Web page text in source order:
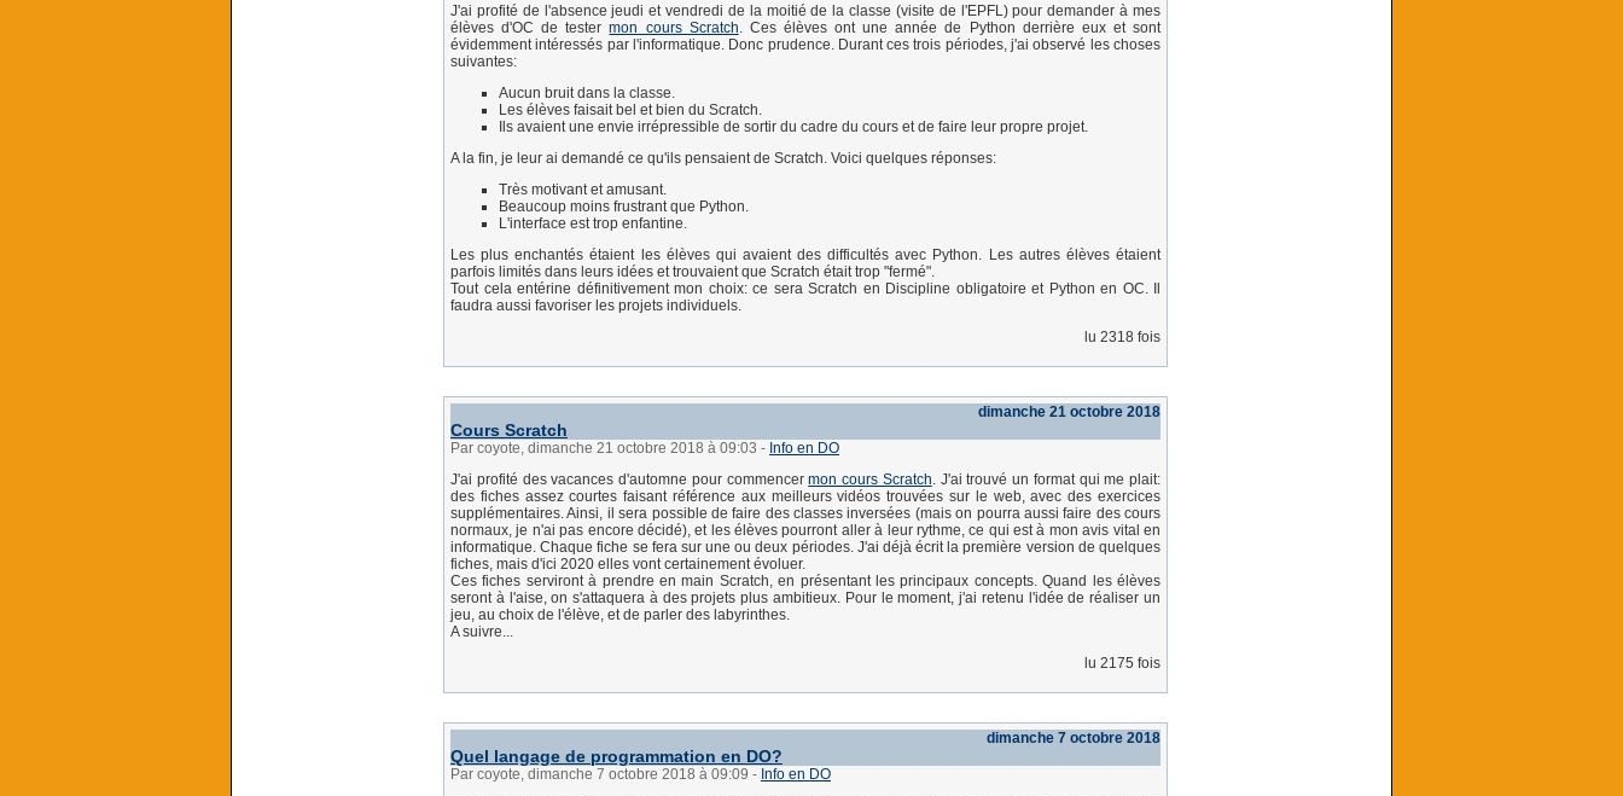
J'ai profité de l'absence jeudi et vendredi de la moitié de la classe (visite de l'EPFL) pour demander à mes
élèves d'OC de testermon cours Scratch. Ces élèves ont une année de Python derrière eux et sont
évidemment intéressés par l'informatique. Donc prudence. Durant ces trois périodes, j'ai observé les choses
suivantes:
Aucun bruit dans la classe.
Les élèves faisait bel et bien du Scratch.
Ils avaient une envie irrépressible de sortir du cadre du cours et de faire leur propre projet.
A la fin, je leur ai demandé ce qu'ils pensaient de Scratch. Voici quelques réponses:
Très motivant et amusant.
Beaucoup moins frustrant que Python.
L'interface est trop enfantine.
Les plus enchantés étaient les élèves qui avaient des difficultés avec Python. Les autres élèves étaient
parfois limités dans leurs idées et trouvaient que Scratch était trop "fermé".
Tout cela entérine définitivement mon choix: ce sera Scratch en Discipline obligatoire et Python en OC. Il
faudra aussi favoriser les projets individuels.
lu 2318 fois
dimanche 21 octobre 2018
Cours Scratch
Par coyote, dimanche 21 octobre 2018 à 09:03 - Info en DO
J'ai profité des vacances d'automne pour commencermon cours Scratch. J'ai trouvé un format qui me plait:
des fiches assez courtes faisant référence aux meilleurs vidéos trouvées sur le web, avec des exercices
supplémentaires. Ainsi, il sera possible de faire des classes inversées (mais on pourra aussi faire des cours
normaux, je n'ai pas encore décidé), et les élèves pourront aller à leur rythme, ce qui est à mon avis vital en
informatique. Chaque fiche se fera sur une ou deux périodes. J'ai déjà écrit la première version de quelques
fiches, mais d'ici 2020 elles vont certainement évoluer.
Ces fiches serviront à prendre en main Scratch, en présentant les principaux concepts. Quand les élèves
seront à l'aise, on s'attaquera à des projets plus ambitieux. Pour le moment, j'ai retenu l'idée de réaliser un
jeu, au choix de l'élève, et de parler des labyrinthes.
A suivre...
lu 2175 fois
dimanche 7 octobre 2018
Quel langage de programmation en DO?
Par coyote, dimanche 7 octobre 2018 à 09:09 - Info en DO